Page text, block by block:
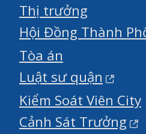
Thị trưởng
Hội Đồng Thành
Tòa án
Luật sư quận
Kiểm Soát Viên City
Cảnh Sát Trưởng